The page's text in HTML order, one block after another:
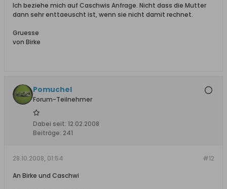
Ich beziehe mich auf Caschwis Anfrage. Nicht dass die Mutter
dann sehr enttaeuscht ist, wenn sie nicht damit rechnet.
Gruesse
von Birke
Pomuchel
Forum-Teilnehmer
Dabei seit: 12.02.2008
Beiträge: 241
#12
28.10.2008, 01:54
An Birke und Caschwi